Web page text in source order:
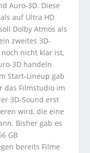
Auro-3D. Diese
auf Ultra HD
Dolby Atmos als
zweites 3D-
nicht klar ist,
3D handeln
Start-Lineup gab
das Filmstudio im
3D-Sound erst
wird, die eine
Bisher gab es
GB
bereits Filme